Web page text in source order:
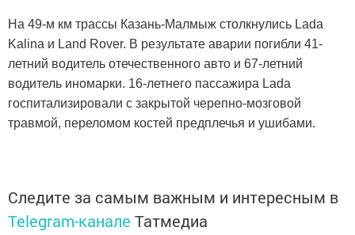
На 49-м км трассы Казань-Малмыж столкнулись Lada
Kalina и Land Rover. В результате аварии погибли 41-
летний водитель отечественного авто и 67-летний
водитель иномарки. 16-летнего пассажира Lada
госпитализировали с закрытой черепно-мозговой
травмой, переломом костей предплечья и ушибами.
Следите за самым важным и интересным в
Telegram-канале Татмедиа